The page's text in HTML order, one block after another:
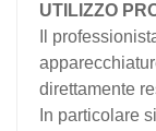
UTILIZZO
Il
direttamente
In particolare